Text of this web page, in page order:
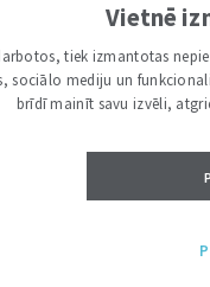
redakcijas slejā bija
Atsaucoties uz
viedokli par
Vietnē
tiek izmantotas
sociālo mediju un
brīdī mainīt savu izvēli,